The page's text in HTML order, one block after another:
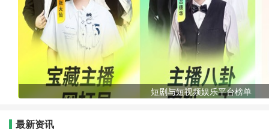
短剧与短视频娱乐平台榜单
最新资讯